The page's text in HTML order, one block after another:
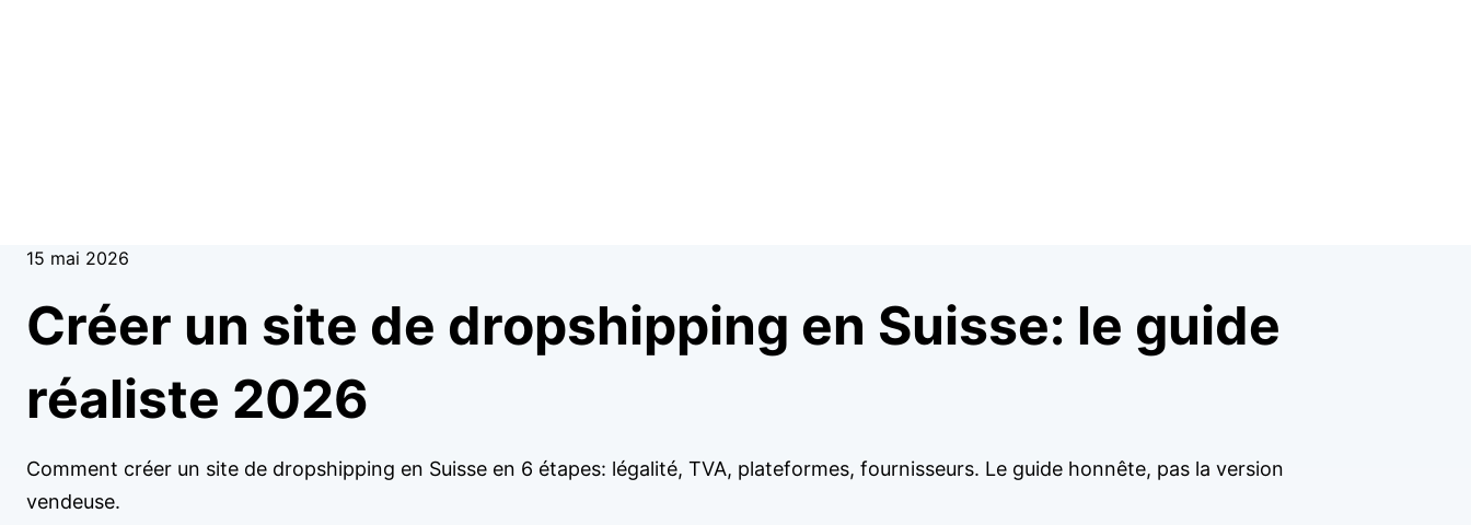
15 mai 2026
Créer un site de dropshipping en Suisse: le guide
réaliste 2026
Comment créer un site de dropshipping en Suisse en 6 étapes: légalité, TVA, plateformes, fournisseurs. Le guide honnête, pas la version
vendeuse.